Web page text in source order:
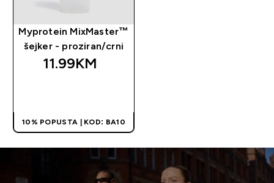
Myprotein MixMaster™
šejker - proziran/crni
11.99KM‎
10% POPUSTA | KOD: BA10